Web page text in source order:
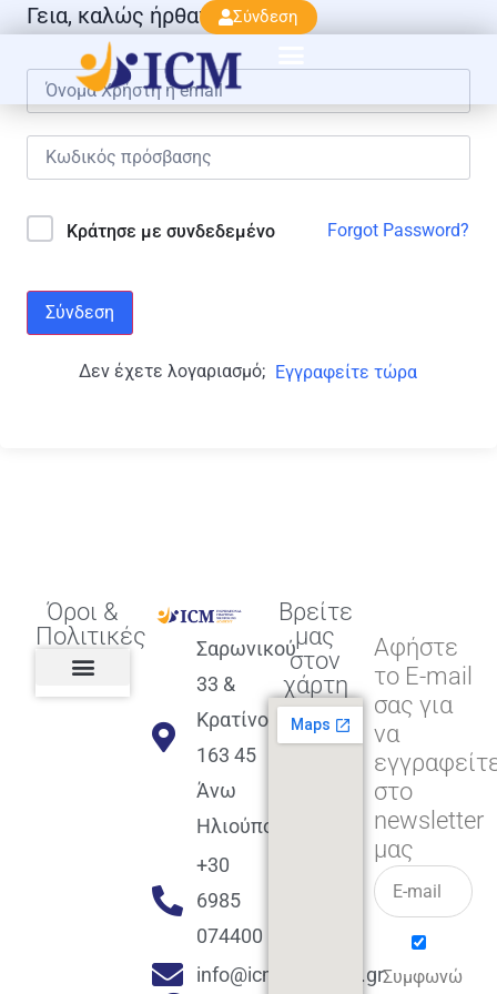
Σύνδεση
Γεια, καλώς ήρθατε πάλι!
Κράτησε με συνδεδεμένο Forgot Password?
Σύνδεση
Δεν έχετε λογαριασμό; Εγγραφείτε τώρα
Όροι &
Πολιτικές
Σαρωνικού
33 &
Κρατίνου
163 45
Άνω
Ηλιούπολη
+30
6985
074400
info@icmacademy.gr
Βρείτε
μας
στον
χάρτη
Αφήστε
το E-mail
σας για
να
στο
newsletter
μας
Συμφωνώ